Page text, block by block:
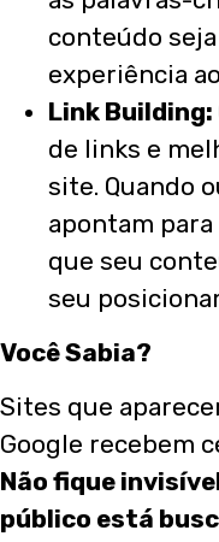
conteúdo
experiência
Link Building:
de links e
site. Quando
apontam
que seu
seu
Você Sabia?
Sites que
Google recebem
Não fique
público está